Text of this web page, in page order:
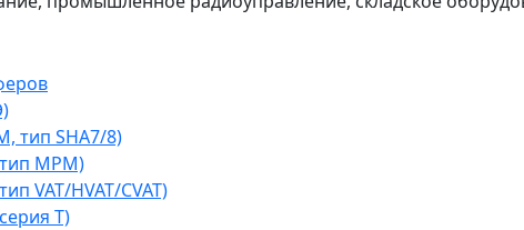
тип SHA7/8)
МРМ)
VAT/HVAT/CVAT)
Т)